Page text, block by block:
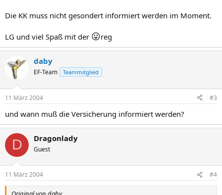
Die KK muss nicht gesondert informiert werden im Moment.
LG und viel Spaß mit der 😛reg
daby
EF-Team Teammitglied
11 März 2004 #3
und wann muß die Versicherung informiert werden?
D Dragonlady
Guest
11 März 2004 #4